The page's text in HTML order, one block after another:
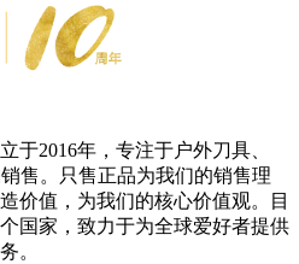
于2016年，专注于户外刀具、
售。只售正品为我们的销售理
价值，为我们的核心价值观。目
国家，致力于为全球爱好者提供
。